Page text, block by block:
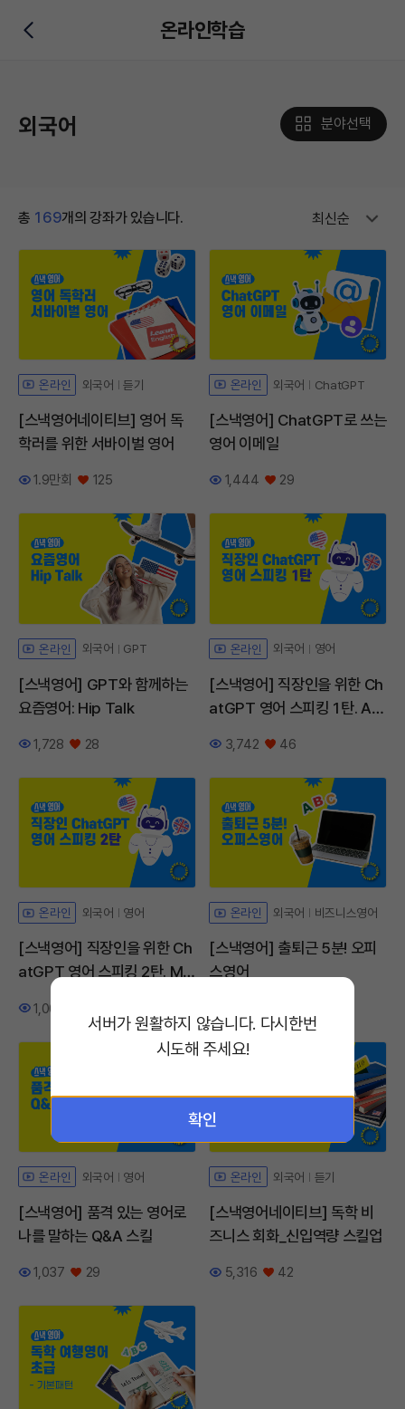
뒤로가기 온라인학습
외국어 분야선택
총 169개의 강좌가 있습니다. 최신순
온라인 외국어 듣기
[스낵영어네이티브] 영어 독
학러를 위한 서바이벌 영어
조회수
1.9만회
좋아요
125
온라인 외국어 ChatGPT
[스낵영어] ChatGPT로 쓰는
영어 이메일
조회수
1,444
좋아요
29
온라인 외국어 GPT
[스낵영어] GPT와 함께하는
요즘영어: Hip Talk
조회수
1,728
좋아요
28
온라인 외국어 영어
[스낵영어] 직장인을 위한 Ch
atGPT 영어 스피킹 1탄. All
조회수
3,742
좋아요
46
온라인 외국어 영어
[스낵영어] 직장인을 위한 Ch
atGPT 영어 스피킹 2탄. My
조회수
1,002
좋아요
온라인 외국어 비즈니스영어
[스낵영어] 출퇴근 5분! 오피
스영어
조회수 좋아요
온라인 외국어 영어
[스낵영어] 품격 있는 영어로
나를 말하는 Q&A 스킬
조회수
1,037
좋아요
29
온라인 외국어 듣기
[스낵영어네이티브] 독학 비
즈니스 회화_신입역량 스킬업
조회수
5,316
좋아요
42
서버가 원활하지 않습니다. 다시한번
시도해 주세요!
확인